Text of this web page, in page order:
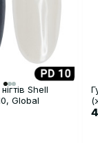
Shell
Global